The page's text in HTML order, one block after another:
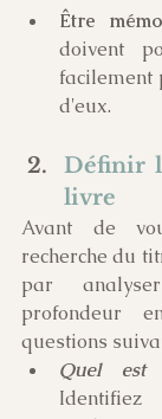
Être
doivent
facilement
d'eux.
Définir
livre
Avant de
recherche du
par
profondeur
questions
Quel est